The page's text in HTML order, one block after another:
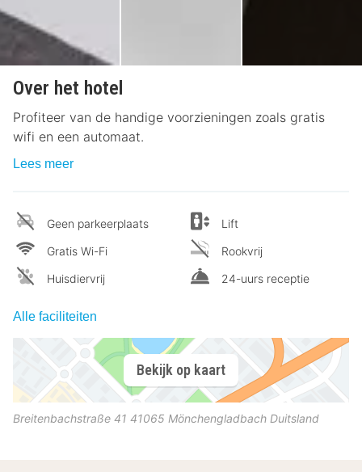
Over het hotel
Profiteer van de handige voorzieningen zoals gratis
wifi en een automaat.
Lees meer
Geen parkeerplaats
Gratis Wi-Fi
Huisdiervrij
Lift
Rookvrij
24-uurs receptie
Alle faciliteiten
Bekijk op kaart
Breitenbachstraße 41 41065 Mönchengladbach Duitsland